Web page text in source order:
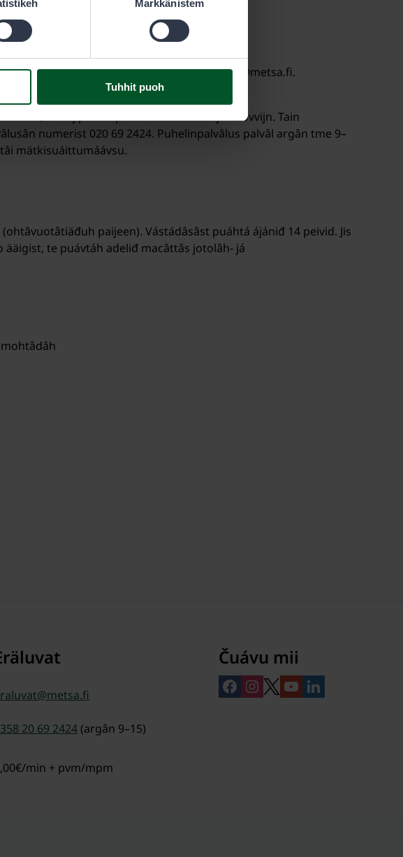
Markkânistem
Tuhhit puoh
šleđgâpoostâ čujottâsân eraluvat@metsa.fi.
tiet, te mij palvâlep tuu muulsâiävtulijn vuovvijn. Tain
numerist 020 69 2424. Puhelinpalvâlus palvâl argân tme 9–
mätkisuáittumáávsu.
paijeen). Vástádâsâst puáhtá ájániđ 14 peivid. Jis
te puávtáh adeliđ macâttâs jotolâh- já
20 69 2424 (argân 9–15)
min + pvm/mpm
Čuávu mii